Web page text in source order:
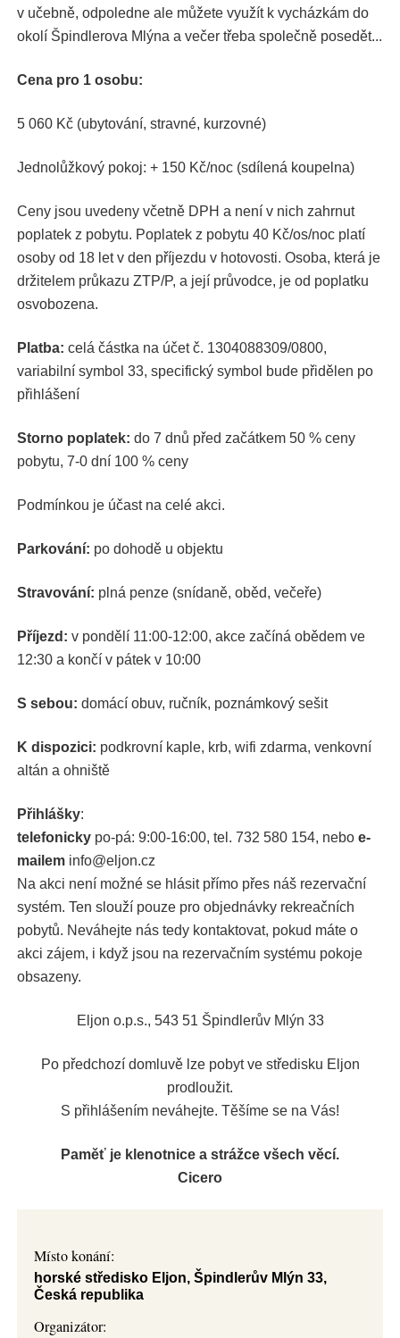
v učebně, odpoledne ale můžete využít k vycházkám do
okolí Špindlerova Mlýna a večer třeba společně posedět...
Cena pro 1 osobu:
5 060 Kč (ubytování, stravné, kurzovné)
Jednolůžkový pokoj: + 150 Kč/noc (sdílená koupelna)
Ceny jsou uvedeny včetně DPH a není v nich zahrnut
poplatek z pobytu. Poplatek z pobytu 40 Kč/os/noc platí
osoby od 18 let v den příjezdu v hotovosti. Osoba, která je
držitelem průkazu ZTP/P, a její průvodce, je od poplatku
osvobozena.
Platba: celá částka na účet č. 1304088309/0800,
variabilní symbol 33, specifický symbol bude přidělen po
přihlášení
Storno poplatek: do 7 dnů před začátkem 50 % ceny
pobytu, 7-0 dní 100 % ceny
Podmínkou je účast na celé akci.
Parkování: po dohodě u objektu
Stravování: plná penze (snídaně, oběd, večeře)
Příjezd: v pondělí 11:00-12:00, akce začíná obědem ve
12:30 a končí v pátek v 10:00
S sebou: domácí obuv, ručník, poznámkový sešit
K dispozici: podkrovní kaple, krb, wifi zdarma, venkovní
altán a ohniště
Přihlášky:
telefonicky po-pá: 9:00-16:00, tel. 732 580 154, nebo e-
mailem info@eljon.cz
Na akci není možné se hlásit přímo přes náš rezervační
systém. Ten slouží pouze pro objednávky rekreačních
pobytů. Neváhejte nás tedy kontaktovat, pokud máte o
akci zájem, i když jsou na rezervačním systému pokoje
obsazeny.
Eljon o.p.s., 543 51 Špindlerův Mlýn 33
Po předchozí domluvě lze pobyt ve středisku Eljon
prodloužit.
S přihlášením neváhejte. Těšíme se na Vás!
Paměť je klenotnice a strážce všech věcí.
Cicero
Místo konání:
horské středisko Eljon, Špindlerův Mlýn 33,
Česká republika
Organizátor: